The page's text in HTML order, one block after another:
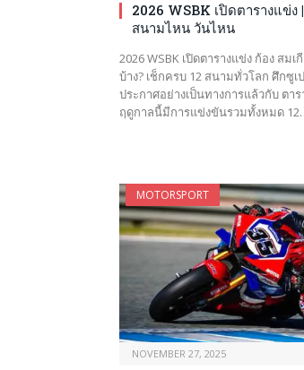
2026 WSBK เปิดตารางแข่ง
สนามไหน วันไหน
2026 WSBK เปิดตารางแข่ง ก้อง สม
บ้าง? เช็กครบ 12 สนามทั่วโลก ศึกซู
ประกาศอย่างเป็นทางการแล้วกับ ตาร
ฤดูกาลนี้มีการแข่งขันรวมทั้งหมด
MOTORSPORT
NOVEMBER 27, 2025